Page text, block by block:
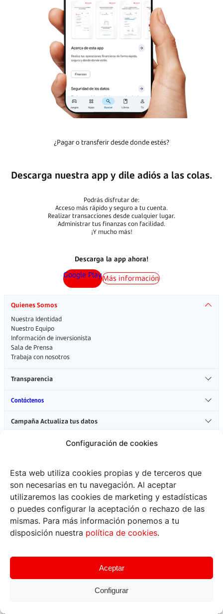
Configuración de cookies
Esta web utiliza cookies propias y de terceros que
son necesarias en tu navegación. Al aceptar
utilizaremos las cookies de marketing y estadísticas
o puedes configurar la aceptación o rechazo de las
mismas. Para más información ponemos a tu
disposición nuestra política de cookies.
Aceptar
Configurar
seguro
Resuelve tus dudas
Ir al centro de ayuda
¿Estás listo para llevar tu
¿Pagar o transferirdesde donde estés?
Descarga nuestra app y dile adiós a
Acceso más rápido y seguro a tu cuenta.
Realizar transacciones desde cualquier lugar.
Administrar tus finanzas con facilidad.